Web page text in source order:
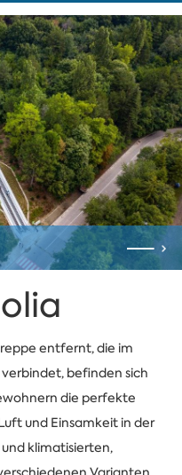
entfernt, die im
befinden sich
die perfekte
und Einsamkeit in der
klimatisierten,